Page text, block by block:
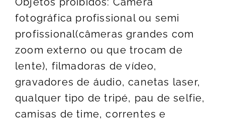
fotográfica profissional ou semi
profissional(câmeras grandes com
zoom externo ou que trocam de
lente), filmadoras de vídeo,
gravadores de áudio, canetas laser,
qualquer tipo de tripé, pau de selfie,
camisas de time, correntes e